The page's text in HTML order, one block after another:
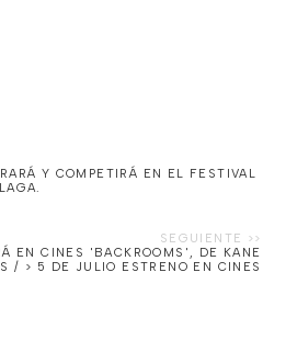
Y COMPETIRÁ EN EL FESTIVAL
EN CINES 'BACKROOMS', DE KANE
/ > 5 DE JULIO ESTRENO EN CINES